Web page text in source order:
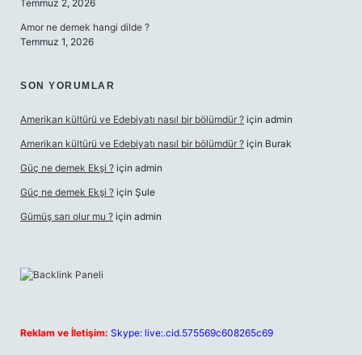
Temmuz 2, 2026
Amor ne demek hangi dilde ?
Temmuz 1, 2026
SON YORUMLAR
Amerikan kültürü ve Edebiyatı nasıl bir bölümdür ? için admin
Amerikan kültürü ve Edebiyatı nasıl bir bölümdür ? için Burak
Güç ne demek Ekşi ? için admin
Güç ne demek Ekşi ? için Şule
Gümüş sarı olur mu ? için admin
Reklam ve İletişim: Skype: live:.cid.575569c608265c69